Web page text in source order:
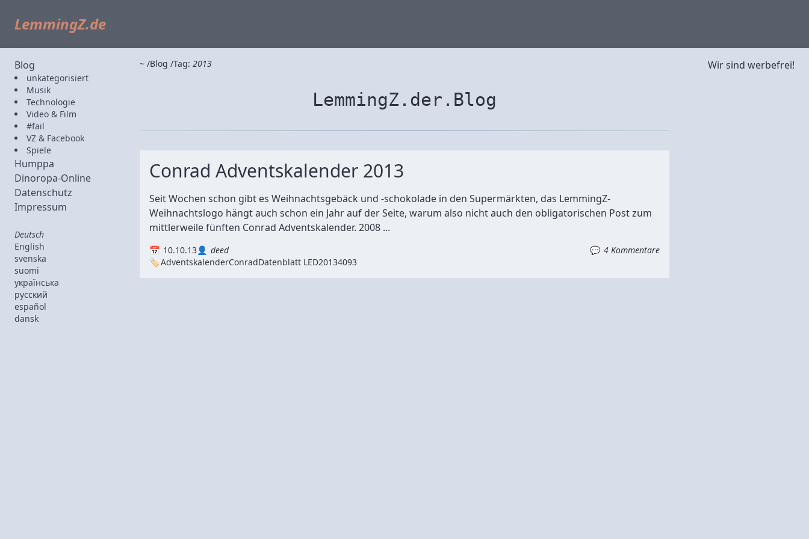
LemmingZ.de
Blog
unkategorisiert
Musik
Technologie
Video & Film
#fail
VZ & Facebook
Spiele
Humppa
Dinoropa-Online
Datenschutz
Impressum
Deutsch
English
svenska
suomi
українська
русский
español
dansk
~ Blog Tag: 2013
LemmingZ.der.Blog
Conrad Adventskalender 2013
Seit Wochen schon gibt es Weihnachtsgebäck und -schokolade in den Supermärkten, das LemmingZ-
Weihnachtslogo hängt auch schon ein Jahr auf der Seite, warum also nicht auch den obligatorischen Post zum
mittlerweile fünften Conrad Adventskalender. 2008 ...
10.10.13 deed
4 Kommentare
AdventskalenderConradDatenblatt LED20134093
Wir sind werbefrei!